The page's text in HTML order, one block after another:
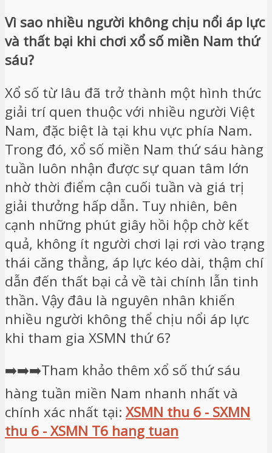
Vì sao nhiều người không chịu nổi áp lực
và thất bại khi chơi xổ số miền Nam thứ
sáu?
Xổ số từ lâu đã trở thành một hình thức
giải trí quen thuộc với nhiều người Việt
Nam, đặc biệt là tại khu vực phía Nam.
Trong đó, xổ số miền Nam thứ sáu hàng
tuần luôn nhận được sự quan tâm lớn
nhờ thời điểm cận cuối tuần và giá trị
giải thưởng hấp dẫn. Tuy nhiên, bên
cạnh những phút giây hồi hộp chờ kết
quả, không ít người chơi lại rơi vào trạng
thái căng thẳng, áp lực kéo dài, thậm chí
dẫn đến thất bại cả về tài chính lẫn tinh
thần. Vậy đâu là nguyên nhân khiến
nhiều người không thể chịu nổi áp lực
khi tham gia XSMN thứ 6?
➡️➡️➡️Tham khảo thêm xổ số thứ sáu
hàng tuần miền Nam nhanh nhất và
chính xác nhất tại: XSMN thu 6 - SXMN
thu 6 - XSMN T6 hang tuan